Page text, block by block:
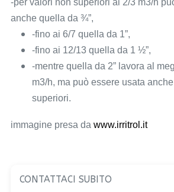
-per valori non superiori ai 2/3 m3/h
anche quella da ¾”,
-fino ai 6/7 quella da 1”,
-fino ai 12/13 quella da 1 ½”,
-mentre quella da 2” lavora al
m3/h, ma può essere usata
superiori.
immagine presa da www.irritrol.it
CONTATTACI SUBITO